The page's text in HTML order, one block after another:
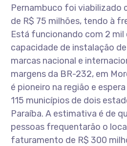
Pernambuco foi viabilizado
de R$ 75 milhões, tendo à
Está funcionando com 2 mil
capacidade de instalação
marcas nacional e
margens da BR-232, em
é pioneiro na região e
115 municípios de dois
Paraíba. A estimativa é de
pessoas frequentarão o
faturamento de R$ 300